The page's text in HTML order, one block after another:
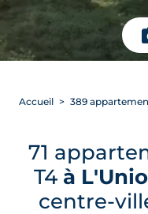
Accueil 389
71
T4 à
centre-